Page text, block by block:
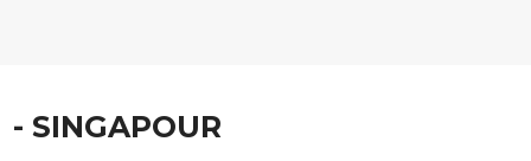
- SINGAPOUR